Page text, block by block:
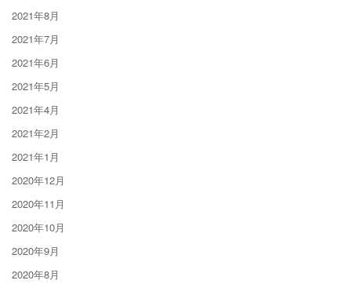
2021年8月
2021年7月
2021年6月
2021年5月
2021年4月
2021年2月
2021年1月
2020年12月
2020年11月
2020年10月
2020年9月
2020年8月